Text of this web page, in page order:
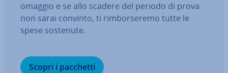
omaggio e se allo scadere del periodo di prova
non sarai convinto, ti rim­bor­se­re­mo tutte le
spese sostenute.
Scopri i pacchetti